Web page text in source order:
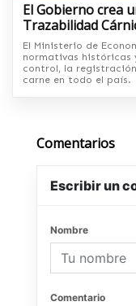
El Gobierno crea
Trazabilidad
El Ministerio de
normativas históricas
control, la
carne en todo el país.
Comentarios
Escribir un
Nombre
Comentario